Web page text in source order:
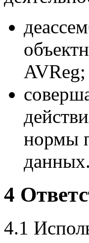
AVReg;
нормы
данных.
4
4.1